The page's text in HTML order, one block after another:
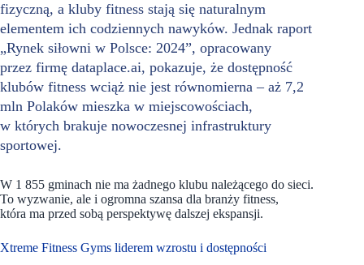
fizyczną, a kluby fitness stają się naturalnym
elementem ich codziennych nawyków. Jednak raport
„Rynek siłowni w Polsce: 2024”, opracowany
przez firmę dataplace.ai, pokazuje, że dostępność
klubów fitness wciąż nie jest równomierna – aż 7,2
mln Polaków mieszka w miejscowościach,
w których brakuje nowoczesnej infrastruktury
sportowej.
W 1 855 gminach nie ma żadnego klubu należącego do sieci.
To wyzwanie, ale i ogromna szansa dla branży fitness,
która ma przed sobą perspektywę dalszej ekspansji.
Xtreme Fitness Gyms liderem wzrostu i dostępności